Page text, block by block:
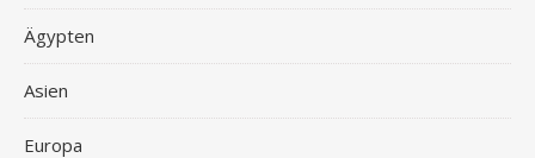
Ägypten
Asien
Europa